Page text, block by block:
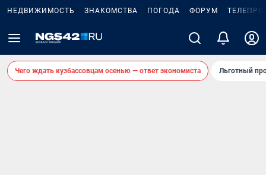
НЕДВИЖИМОСТЬ ЗНАКОМСТВА ПОГОДА ФОРУМ
Чего ждать кузбассовцам осенью — ответ экономиста Льготный